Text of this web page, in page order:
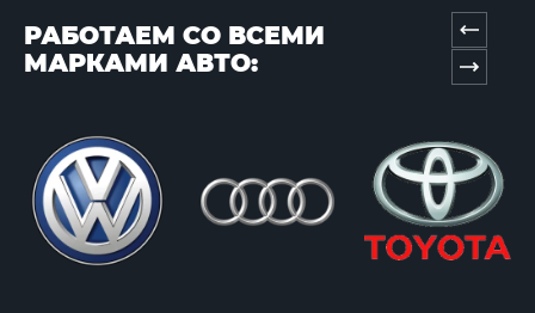
РАБОТАЕМ СО ВСЕМИ
МАРКАМИ АВТО: